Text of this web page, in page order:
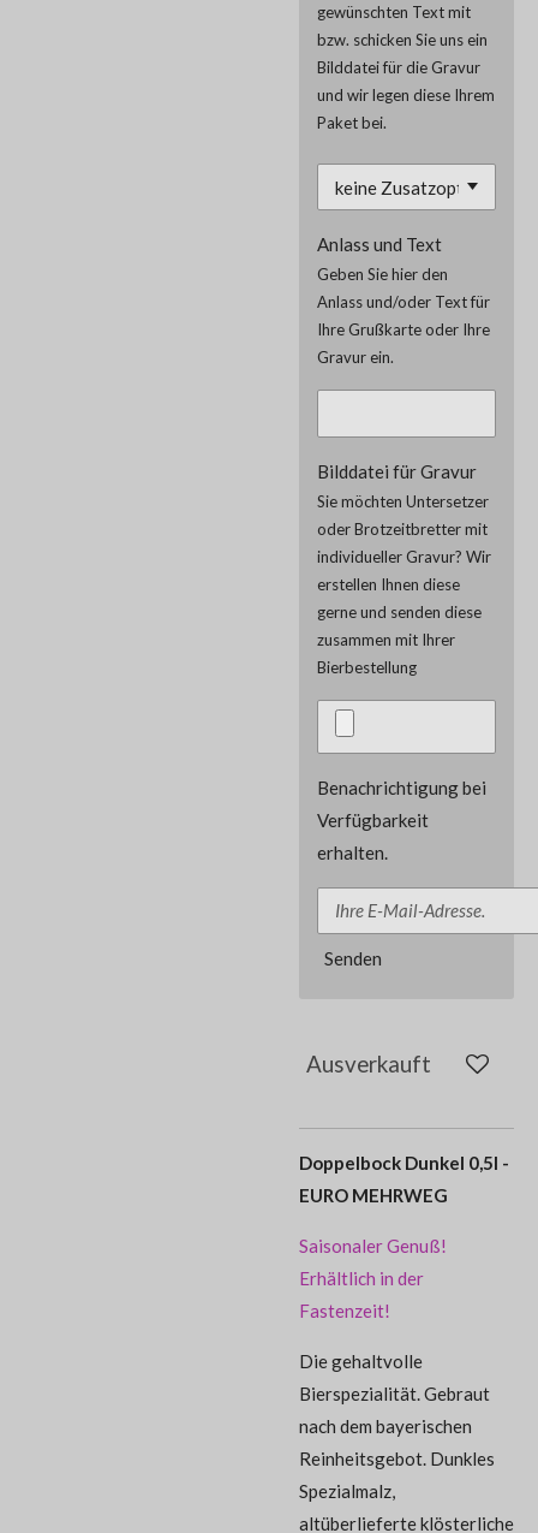
gewünschten Text mit
bzw. schicken Sie uns ein
Bilddatei für die Gravur
und wir legen diese Ihrem
Paket bei.
Anlass und Text
Geben Sie hier den
Anlass und/oder Text für
Ihre Grußkarte oder Ihre
Gravur ein.
Bilddatei für Gravur
Sie möchten Untersetzer
oder Brotzeitbretter mit
individueller Gravur? Wir
erstellen Ihnen diese
gerne und senden diese
zusammen mit Ihrer
Bierbestellung
Benachrichtigung bei
Verfügbarkeit
erhalten.
Senden
Ausverkauft
Doppelbock Dunkel 0,5l -
EURO MEHRWEG
Saisonaler Genuß!
Erhältlich in der
Fastenzeit!
Die gehaltvolle
Bierspezialität. Gebraut
nach dem bayerischen
Reinheitsgebot. Dunkles
Spezialmalz,
altüberlieferte klösterliche